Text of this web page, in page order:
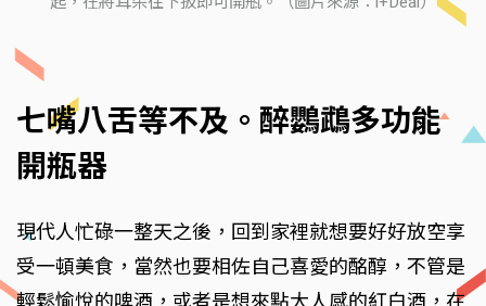
七嘴八舌等不及。醉鸚鵡多功能
開瓶器
現代人忙碌一整天之後，回到家裡就想要好好放空享
受一頓美食，當然也要相佐自己喜愛的酩醇，不管是
輕鬆愉悅的啤酒，或者是想來點大人感的紅白酒，在